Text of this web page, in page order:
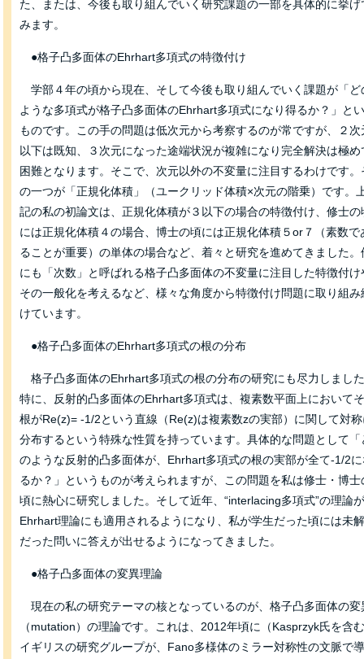
た、または、今後も取り組んでいく研究課題の一部を具体的に挙げ
みます。
●格子凸多面体のEhrhart多項式の特徴付け
学部４年の頃から現在、そして今後も取り組んでいく課題が「ど
ような多項式が格子凸多面体のEhrhart多項式になり得るか？」と
ものです。この手の問題は低次元から考察するのが常ですが、２次
以下は既知、３次元になった途端状況が複雑になり完全解決は極め
困難となります。そこで、次元以外の不変量に注目するわけです。
の一つが「正規化体積」（ユークリッド体積×次元の階乗）です。
記の私の初論文は、正規化体積が３以下の場合の特徴付け、修士の
には正規化体積４の場合、博士の頃には正規化体積５or７（素数で
ることが重要）の単体の場合など、着々と研究を進めてきました。
にも「次数」と呼ばれる格子凸多面体の不変量に注目した特徴付け
その一般化を考えるなど、様々な角度から特徴付け問題に取り組み
けています。
●格子凸多面体のEhrhart多項式の根の分布
格子凸多面体のEhrhart多項式の根の分布の研究にも尽力しまし
特に、反射的凸多面体のEhrhart多項式は、複素数平面上において
根がRe(z)= -1/2という直線（Re(z)は複素数zの実部）に関して対
分布するという特殊な性質を持っています。具体的な問題として「
のような反射的凸多面体が、Ehrhart多項式の根の実部が全て-1/2
るか？」というものが考えられますが、この問題を私は修士・博士
頃に熱心に研究しました。そして近年、“interlacing多項式”の理論
Ehrhart理論にも適用されるようになり、私が学生だった頃には未
だった問いに答えが出せるようになってきました。
●格子凸多面体の変異理論
現在の私の研究テーマの核となっているのが、格子凸多面体の変
（mutation）の理論です。これは、2012年頃に（Kasprzyk氏を含
イギリスの研究グループが、Fano多様体のミラー対称性の文脈で